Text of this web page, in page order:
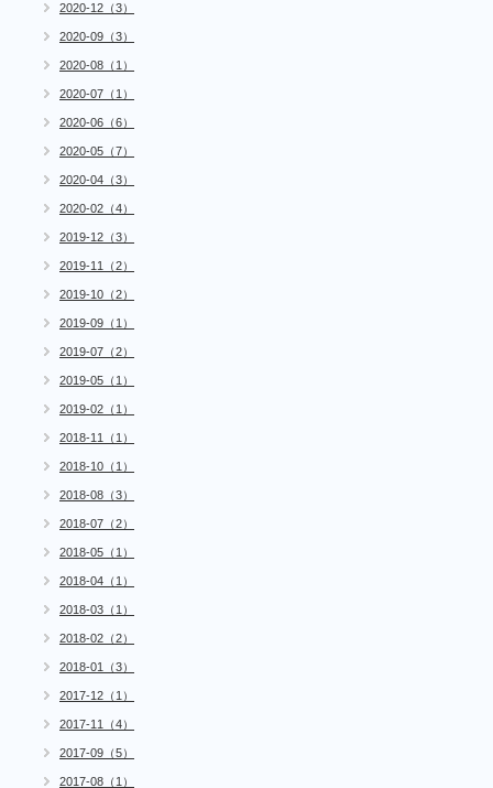
2020-12（3）
2020-09（3）
2020-08（1）
2020-07（1）
2020-06（6）
2020-05（7）
2020-04（3）
2020-02（4）
2019-12（3）
2019-11（2）
2019-10（2）
2019-09（1）
2019-07（2）
2019-05（1）
2019-02（1）
2018-11（1）
2018-10（1）
2018-08（3）
2018-07（2）
2018-05（1）
2018-04（1）
2018-03（1）
2018-02（2）
2018-01（3）
2017-12（1）
2017-11（4）
2017-09（5）
2017-08（1）